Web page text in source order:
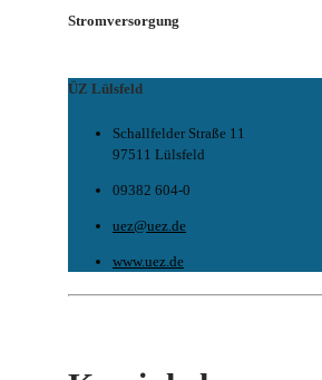
Stromversorgung
ÜZ Lülsfeld
Schallfelder Straße 11
97511 Lülsfeld
09382 604-0
uez@uez.de
www.uez.de